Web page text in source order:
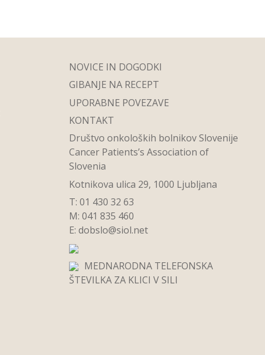
NOVICE IN DOGODKI
GIBANJE NA RECEPT
UPORABNE POVEZAVE
KONTAKT
Društvo onkoloških bolnikov Slovenije
Cancer Patients’s Association of
Slovenia
Kotnikova ulica 29, 1000 Ljubljana
T: 01 430 32 63
M: 041 835 460
E: dobslo@siol.net
MEDNARODNA TELEFONSKA
ŠTEVILKA ZA KLICI V SILI